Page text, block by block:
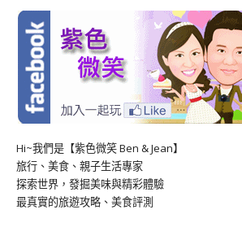
Hi~我們是【紫色微笑 Ben & Jean】
旅行、美食、親子生活專家
探索世界，發掘美味與精彩體驗
最真實的旅遊攻略、美食評測